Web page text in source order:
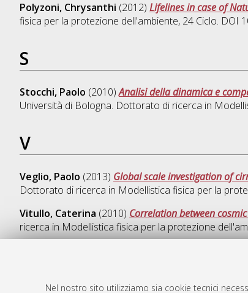
Nel nostro sito utilizziamo sia cookie tecnici
Polyzoni, Chrysanthi (2012) Lifelines in case of
fisica per la protezione dell'ambiente, 24 Ciclo. DOI
S
Stocchi, Paolo (2010)Analisi della dinamica e
Università di Bologna. Dottorato di ricerca in
V
Veglio, Paolo (2013) Global scale investigation of
Dottorato di ricerca in Modellistica fisica per la
Vitullo, Caterina (2010) Correlation between
ricerca in Modellistica fisica per la protezione